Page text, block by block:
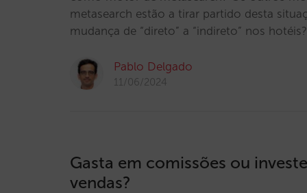
metasearch estão a tirar partido desta
mudança de “direto” a “indireto” nos
Pablo Delgado
11/06/2024
Gasta em comissões ou
vendas?